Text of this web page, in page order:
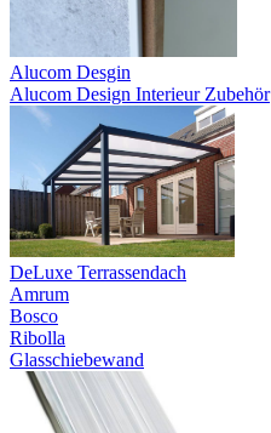
Alucom Desgin
Alucom Design Interieur Zubehör
DeLuxe Terrassendach
Amrum
Bosco
Ribolla
Glasschiebewand